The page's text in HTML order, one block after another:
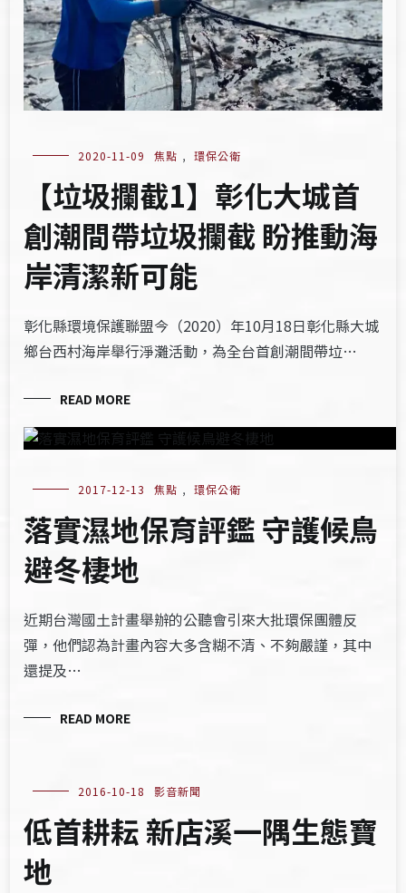
2020-11-09 焦點 , 環保公衛
【垃圾攔截1】彰化大城首
創潮間帶垃圾攔截 盼推動海
岸清潔新可能
彰化縣環境保護聯盟今（2020）年10月18日彰化縣大城
鄉台西村海岸舉行淨灘活動，為全台首創潮間帶垃…
READ MORE
2017-12-13 焦點 , 環保公衛
落實濕地保育評鑑 守護候鳥
避冬棲地
近期台灣國土計畫舉辦的公聽會引來大批環保團體反
彈，他們認為計畫內容大多含糊不清、不夠嚴謹，其中
還提及…
READ MORE
2016-10-18 影音新聞
低首耕耘 新店溪一隅生態寶
地